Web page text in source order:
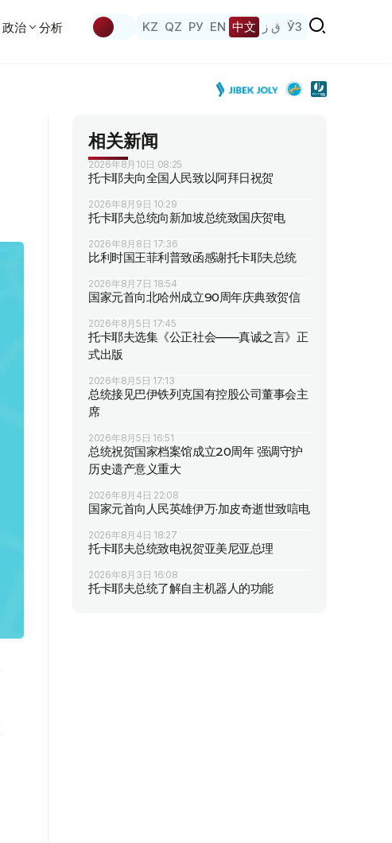
政治 分析 KZ QZ РУ EN 中文 ق ز ЎЗ
相关新闻
2026年8月10日 08:25
托卡耶夫向全国人民致以阿拜日祝贺
2026年8月9日 10:29
托卡耶夫总统向新加坡总统致国庆贺电
2026年8月8日 17:36
比利时国王菲利普致函感谢托卡耶夫总统
2026年8月7日 18:54
国家元首向北哈州成立90周年庆典致贺信
2026年8月5日 17:45
托卡耶夫选集《公正社会——真诚之言》正
式出版
2026年8月5日 17:13
总统接见巴伊铁列克国有控股公司董事会主
席
2026年8月5日 16:51
总统祝贺国家档案馆成立20周年 强调守护
历史遗产意义重大
2026年8月4日 22:08
国家元首向人民英雄伊万·加皮奇逝世致唁电
2026年8月4日 18:27
托卡耶夫总统致电祝贺亚美尼亚总理
2026年8月3日 16:08
托卡耶夫总统了解自主机器人的功能